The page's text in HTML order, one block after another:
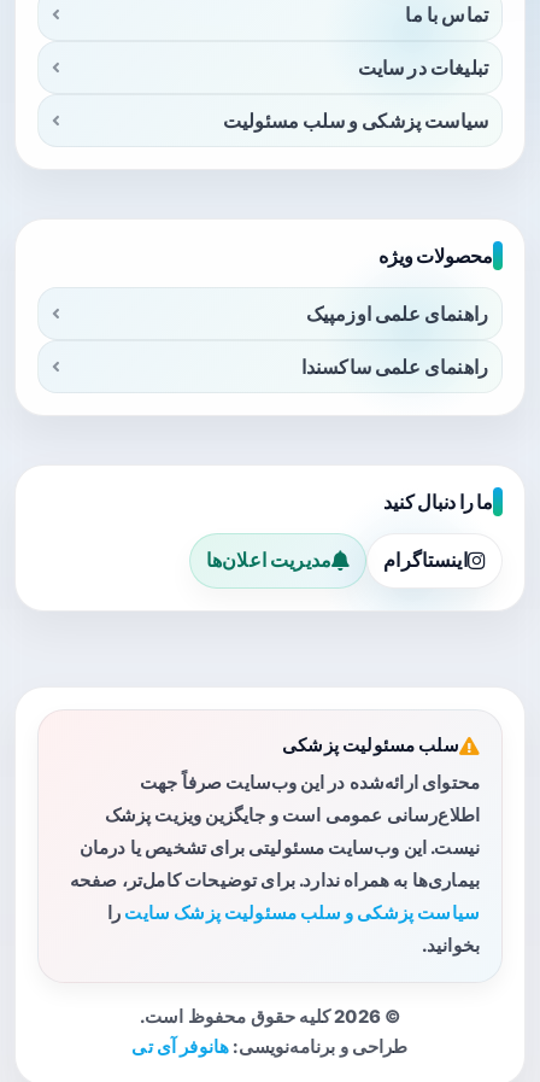
تماس با ما
تبلیغات در سایت
سیاست پزشکی و سلب مسئولیت
محصولات ویژه
راهنمای علمی اوزمپیک
راهنمای علمی ساکسندا
ما را دنبال کنید
اینستاگرام مدیریت اعلان‌ها
سلب مسئولیت پزشکی
محتوای ارائه‌شده در این وب‌سایت صرفاً جهت
اطلاع‌رسانی عمومی است و جایگزین ویزیت پزشک
نیست. این وب‌سایت مسئولیتی برای تشخیص یا درمان
بیماری‌ها به همراه ندارد. برای توضیحات کامل‌تر، صفحه
سیاست پزشکی و سلب مسئولیت پزشک سایت را
بخوانید.
© 2026 کلیه حقوق محفوظ است.
طراحی و برنامه‌نویسی: هانوفر آی تی